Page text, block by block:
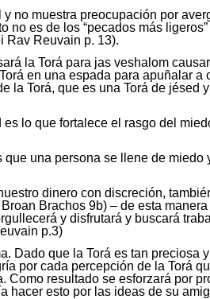
no muestra preocupación por
no es de los “pecados más
Rav Reuvain p. 13).
la Torá para jas veshalom
en una espada para apuñalar a
la Torá, que es una Torá de jésed
es lo que fortalece el rasgo del
que una persona se llene de
dinero con discreción,
Brachos 9b) – de esta
y disfrutará y buscará
p.3)
Dado que la Torá es tan preciosa
por cada percepción de la Torá
Como resultado se esforzará por
hacer esto por las ideas de su